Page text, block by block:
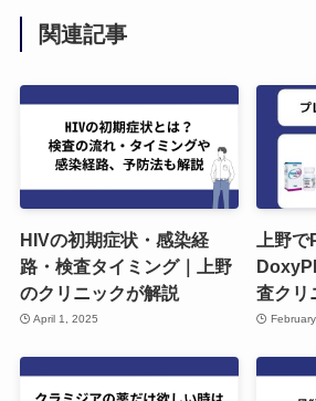
関連記事
HIVの初期症状・感染経
路・検査タイミング｜上野
のクリニックが解説
April 1, 2025
上野
査クリ